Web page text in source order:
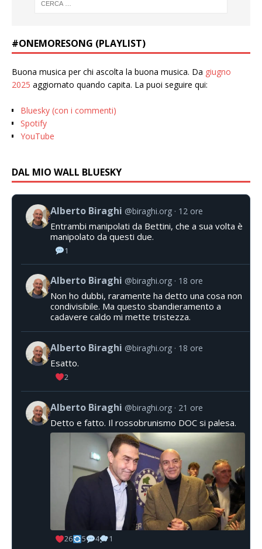
#ONEMORESONG (PLAYLIST)
Buona musica per chi ascolta la buona musica. Da giugno
2025 aggiornato quando capita. La puoi seguire qui:
Bluesky (con i commenti)
Spotify
YouTube
DAL MIO WALL BLUESKY
Alberto Biraghi @biraghi.org 12 ore
Entrambi manipolati da Bettini, che a sua volta è
manipolato da questi due.
1
Alberto Biraghi @biraghi.org 18 ore
Non ho dubbi, raramente ha detto una cosa non
condivisibile. Ma questo sbandieramento a
cadavere caldo mi mette tristezza.
Alberto Biraghi @biraghi.org 18 ore
Esatto.
2
Alberto Biraghi @biraghi.org 21 ore
Detto e fatto. Il rossobrunismo DOC si palesa.
26 5 4 1